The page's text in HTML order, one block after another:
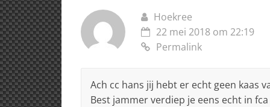
Hoekree
22 mei 2018 om 22:19
Permalink
Ach cc hans jij hebt er echt geen kaas
Best jammer verdiep je eens echt in